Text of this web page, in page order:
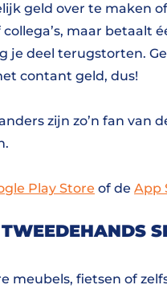
geld over te maken
maar betaalt
je deel terugstorten.
contant geld, dus!
zijn zo’n fan van
Play Store of de App
meubels, fietsen of